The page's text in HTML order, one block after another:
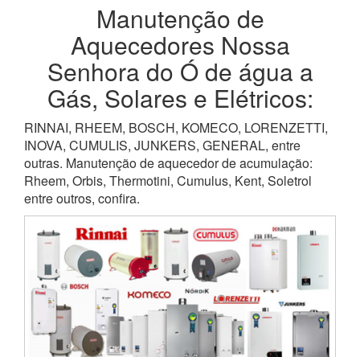
Manutenção de
Aquecedores Nossa
Senhora do Ó de água a
Gás, Solares e Elétricos:
RINNAI, RHEEM, BOSCH, KOMECO, LORENZETTI,
INOVA, CUMULIS, JUNKERS, GENERAL, entre
outras. Manutenção de aquecedor de acumulação:
Rheem, Orbis, Thermotini, Cumulus, Kent, Soletrol
entre outros, confira.